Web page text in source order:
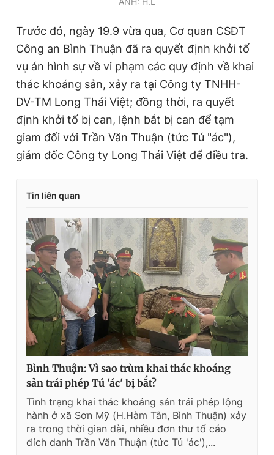
Trước đó, ngày 19.9 vừa qua, Cơ quan CSĐT
Công an Bình Thuận đã ra quyết định khởi tố
vụ án hình sự về vi phạm các quy định về khai
thác khoáng sản, xảy ra tại Công ty TNHH-
DV-TM Long Thái Việt; đồng thời, ra quyết
định khởi tố bị can, lệnh bắt bị can để tạm
giam đối với Trần Văn Thuận (tức Tú "ác"),
giám đốc Công ty Long Thái Việt để điều tra.
Tin liên quan
Bình Thuận: Vì sao trùm khai thác khoáng
sản trái phép Tú 'ác' bị bắt?
Tình trạng khai thác khoáng sản trái phép lộng
hành ở xã Sơn Mỹ (H.Hàm Tân, Bình Thuận) xảy
ra trong thời gian dài, nhiều đơn thư tố cáo
đích danh Trần Văn Thuận (tức Tú 'ác'),...